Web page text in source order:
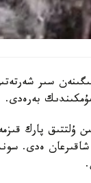
سىر
بەرەدى.
ۇلتتىق پارك
شاقىرعان ەدى.